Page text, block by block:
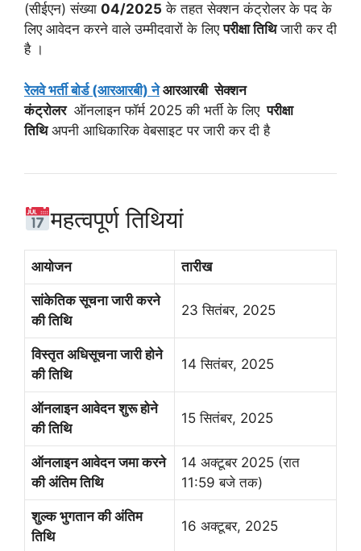
(सीईएन) संख्या 04/2025 के तहत सेक्शन कंट्रोलर के पद के
लिए आवेदन करने वाले उम्मीदवारों के लिएपरीक्षा तिथिजारी कर दी
है ।
रेलवे भर्ती बोर्ड (आरआरबी) नेआरआरबीसेक्शन
कंट्रोलरऑनलाइन फॉर्म 2025 की भर्ती के लिए परीक्षा
तिथिअपनी आधिकारिक वेबसाइट पर जारी कर दी है
महत्वपूर्ण तिथियां
आयोजन तारीख
सांकेतिक सूचना जारी करने
की तिथि
23 सितंबर, 2025
विस्तृत अधिसूचना जारी होने
की तिथि
14 सितंबर, 2025
ऑनलाइन आवेदन शुरू होने
की तिथि
15 सितंबर, 2025
ऑनलाइन आवेदन जमा करने
की अंतिम तिथि
14 अक्टूबर 2025 (रात
11:59 बजे तक)
शुल्क भुगतान की अंतिम
तिथि
16 अक्टूबर, 2025